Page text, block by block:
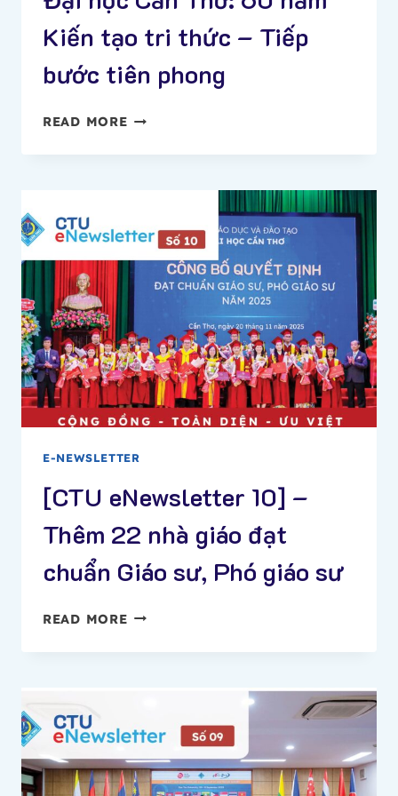
THỨ
XV
Kiến tạo tri thức – Tiếp
bước tiên phong
READ MORE[CTU
SỐ
HỌC
CẦN
THƠ:
KIẾN
TẠO
TRI
THỨC
–
BƯỚC
PHONG
E-NEWSLETTER
[CTU eNewsletter 10] –
Thêm 22 nhà giáo đạt
chuẩn Giáo sư, Phó giáo sư
READ MORE[CTU
10]
NHÀ
GIÁO
ĐẠT